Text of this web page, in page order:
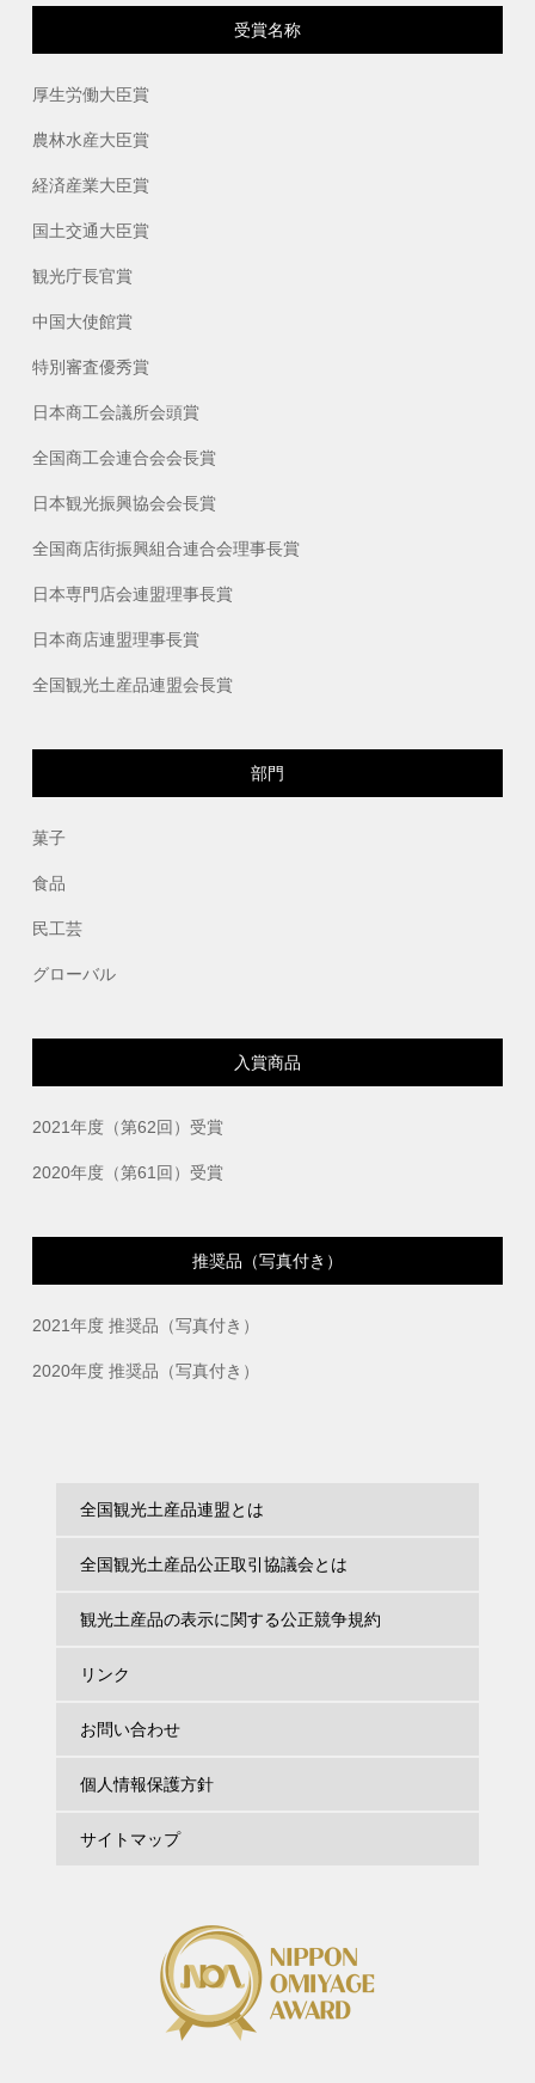
受賞名称
厚生労働大臣賞
農林水産大臣賞
経済産業大臣賞
国土交通大臣賞
観光庁長官賞
中国大使館賞
特別審査優秀賞
日本商工会議所会頭賞
全国商工会連合会会長賞
日本観光振興協会会長賞
全国商店街振興組合連合会理事長賞
日本専門店会連盟理事長賞
日本商店連盟理事長賞
全国観光土産品連盟会長賞
部門
菓子
食品
民工芸
グローバル
入賞商品
2021年度（第62回）受賞
2020年度（第61回）受賞
推奨品（写真付き）
2021年度 推奨品（写真付き）
2020年度 推奨品（写真付き）
全国観光土産品連盟とは
全国観光土産品公正取引協議会とは
観光土産品の表示に関する公正競争規約
リンク
お問い合わせ
個人情報保護方針
サイトマップ